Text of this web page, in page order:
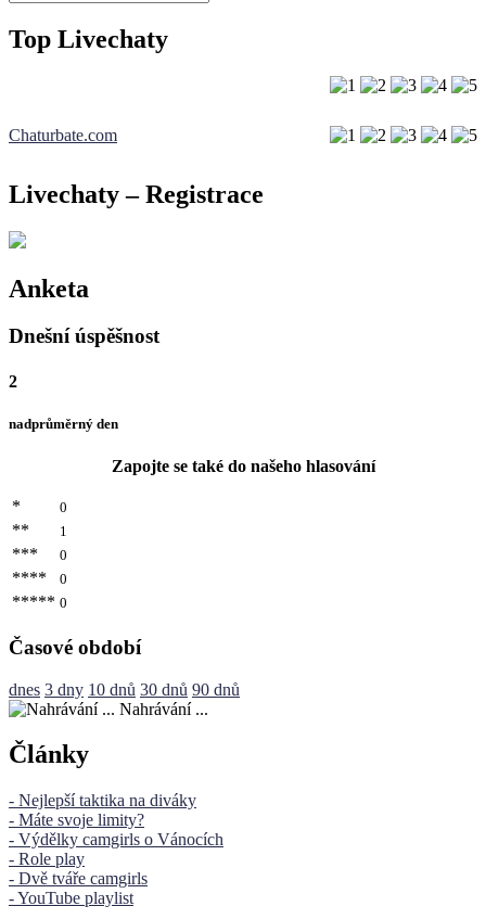
Top Livechaty
Chaturbate.com
Livechaty – Registrace
Anketa
Dnešní úspěšnost
2
nadprůměrný den
Zapojte se také do našeho hlasování
* 0
** 1
*** 0
**** 0
***** 0
Časové období
dnes 3 dny 10 dnů 30 dnů 90 dnů
Nahrávání ...
Články
- Nejlepší taktika na diváky
- Máte svoje limity?
- Výdělky camgirls o Vánocích
- Role play
- Dvě tváře camgirls
- YouTube playlist